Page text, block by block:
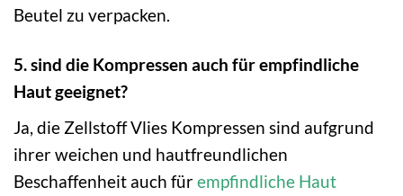
Beutel zu verpacken.
5. sind die Kompressen auch für empfindliche
Haut geeignet?
Ja, die Zellstoff Vlies Kompressen sind aufgrund
ihrer weichen und hautfreundlichen
Beschaffenheit auch fürempfindliche Haut